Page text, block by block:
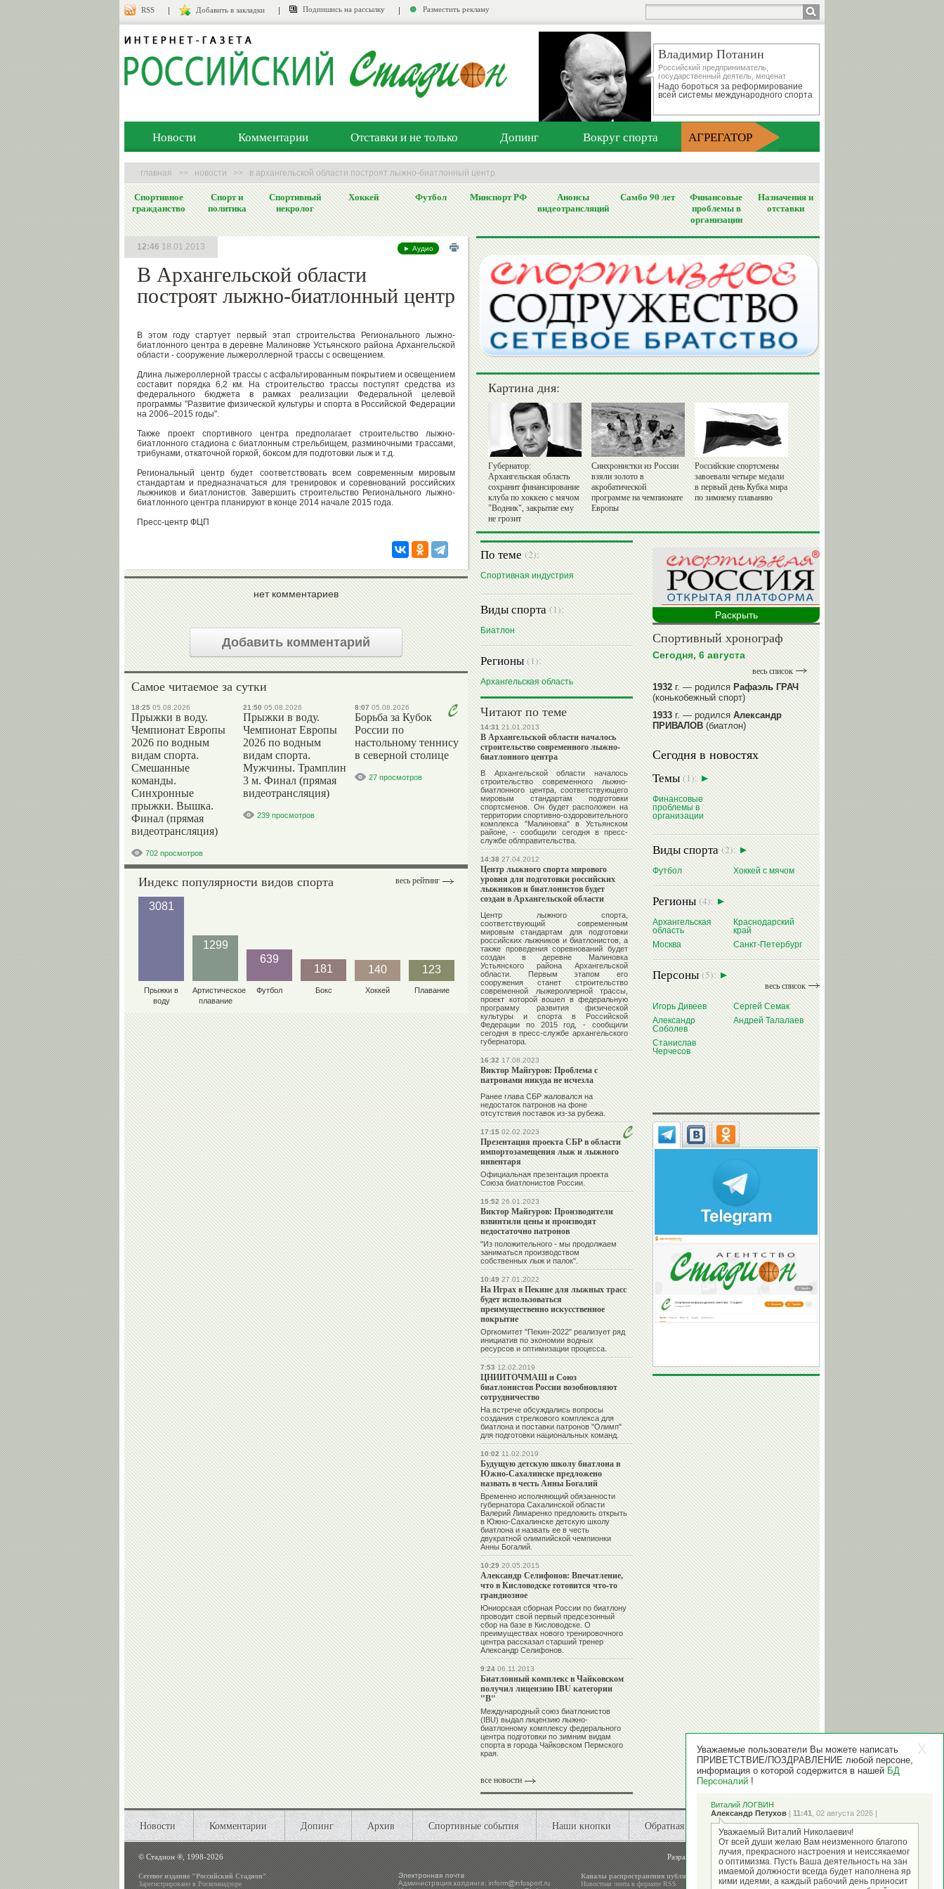
RSS Добавить в закладки Подпишись на рассылку Разместить рекламу
Владимир Потанин
Российский предприниматель,
государственный деятель, меценат
Надо бороться за реформирование
всей системы международного спорта
Новости Комментарии Отставки и не только Допинг Вокруг спорта АГРЕГАТОР
главная >> новости >> в архангельской области построят лыжно-биатлонный центр
Спортивное
гражданство
Спорт и
политика
Спортивный
некролог
Хоккей Футбол Минспорт РФ
Анонсы
видеотрансляций
Самбо 90 лет
Финансовые
проблемы в
организации
Назначения и
отставки
► Аудио
В Архангельской области
построят лыжно-биатлонный центр
12:46 18.01.2013
В этом году стартует первый этап строительства Регионального лыжно-
биатлонного центра в деревне Малиновке Устьянского района Архангельской
области - сооружение лыжероллерной трассы с освещением.
Длина лыжероллерной трассы с асфальтированным покрытием и освещением
составит порядка 6,2 км. На строительство трассы поступят средства из
федерального бюджета в рамках реализации Федеральной целевой
программы "Развитие физической культуры и спорта в Российской Федерации
на 2006–2015 годы".
Также проект спортивного центра предполагает строительство лыжно-
биатлонного стадиона с биатлонным стрельбищем, разминочными трассами,
трибунами, откаточной горкой, боксом для подготовки лыж и т.д.
Региональный центр будет соответствовать всем современным мировым
стандартам и предназначаться для тренировок и соревнований российских
лыжников и биатлонистов. Завершить строительство Регионального лыжно-
биатлонного центра планируют в конце 2014 начале 2015 года.
Пресс-центр ФЦП
нет комментариев
Добавить комментарий
Самое читаемое за сутки
18:25 05.08.2026
Прыжки в воду.
Чемпионат Европы
2026 по водным
видам спорта.
Смешанные
команды.
Синхронные
прыжки. Вышка.
Финал (прямая
видеотрансляция)
702 просмотров
21:50 05.08.2026
Прыжки в воду.
Чемпионат Европы
2026 по водным
видам спорта.
Мужчины. Трамплин
3 м. Финал (прямая
видеотрансляция)
239 просмотров
8:07 05.08.2026
Борьба за Кубок
России по
настольному теннису
в северной столице
27 просмотров
весь рейтинг
Индекс популярности видов спорта
3081
Прыжки в
воду
1299
Артистическое
плавание
639
Футбол
181
Бокс
140
Хоккей
123
Плавание
Картина дня:
Губернатор:
Архангельская область
сохранит финансирование
клуба по хоккею с мячом
"Водник", закрытие ему
не грозит
Синхронистки из России
взяли золото в
акробатической
программе на чемпионате
Европы
Российские спортсмены
завоевали четыре медали
в первый день Кубка мира
по зимнему плаванию
По теме(2):
Спортивная индустрия
Виды спорта(1):
Биатлон
Регионы(1):
Архангельская область
Читают по теме
14:3121.01.2013
В Архангельской области началось
строительство современного лыжно-
биатлонного центра
В Архангельской области началось
строительство современного лыжно-
биатлонного центра, соответствующего
мировым стандартам подготовки
спортсменов. Он будет расположен на
территории спортивно-оздоровительного
комплекса "Малиновка" в Устьянском
районе, - сообщили сегодня в пресс-
службе облправительства.
14:3827.04.2012
Центр лыжного спорта мирового
уровня для подготовки российских
лыжников и биатлонистов будет
создан в Архангельской области
Центр лыжного спорта,
соответствующий современным
мировым стандартам для подготовки
российских лыжников и биатлонистов, а
также проведения соревнований будет
создан в деревне Малиновка
Устьянского района Архангельской
области. Первым этапом его
сооружения станет строительство
современной лыжероллерной трассы,
проект которой вошел в федеральную
программу развития физической
культуры и спорта в Российской
Федерации по 2015 год, - сообщили
сегодня в пресс-службе архангельского
губернатора.
16:3217.08.2023
Виктор Майгуров: Проблема с
патронами никуда не исчезла
Ранее глава СБР жаловался на
недостаток патронов на фоне
отсутствия поставок из-за рубежа.
17:1502.02.2023
Презентация проекта СБР в области
импортозамещения лыж и лыжного
инвентаря
Официальная презентация проекта
Союза биатлонистов России.
15:5226.01.2023
Виктор Майгуров: Производители
взвинтили цены и производят
недостаточно патронов
"Из положительного - мы продолжаем
заниматься производством
собственных лыж и палок".
10:4927.01.2022
На Играх в Пекине для лыжных трасс
будет использоваться
преимущественно искусственное
покрытие
Оргкомитет "Пекин-2022" реализует ряд
инициатив по экономии водных
ресурсов и оптимизации процесса.
7:5312.02.2019
ЦНИИТОЧМАШ и Союз
биатлонистов России возобновляют
сотрудничество
На встрече обсуждались вопросы
создания стрелкового комплекса для
биатлона и поставки патронов"Олимп"
для подготовки национальных команд.
10:0211.02.2019
Будущую детскую школу биатлона в
Южно-Сахалинске предложено
назвать в честь Анны Богалий
Временно исполняющий обязанности
губернатора Сахалинской области
Валерий Лимаренко предложить открыть
в Южно-Сахалинске детскую школу
биатлона и назвать ее в честь
двукратной олимпийской чемпионки
Анны Богалий.
10:2920.05.2015
Александр Селифонов: Впечатление,
что в Кисловодске готовится что-то
грандиозное
Юниорская сборная России по биатлону
проводит свой первый предсезонный
сбор на базе в Кисловодске. О
преимуществах нового тренировочного
центра рассказал старший тренер
Александр Селифонов.
9:2406.11.2013
Биатлонный комплекс в Чайковском
получил лицензию IBU категории
"В"
Международный союз биатлонистов
(IBU) выдал лицензию лыжно-
биатлонному комплексу федерального
центра подготовки по зимним видам
спорта в города Чайковском Пермского
края.
все новости
Раскрыть
Спортивный хронограф
Сегодня, 6 августа
весь список
1932г. — родилсяРафаэль ГРАЧ
(конькобежный спорт)
1933г. — родилсяАлександр
ПРИВАЛОВ(биатлон)
1939г. — родилсяАнатолий
ИОНОВ(хоккей)
1939г. — родилсяАнатолий
ЦАРИК(борьба вольная)
1946г. — родилсяВиктор
БАЖЕНОВ(фехтование)
читать далее
Сегодня в новостях
Темы(1):
Финансовые
проблемы в
организации
Виды спорта(2):
Футбол Хоккей с мячом
Регионы(4):
Архангельская
область
Краснодарский
край
Москва
Санкт-Петербург
Персоны(5):
весь список
Игорь Дивеев
Сергей Семак
Александр
Соболев
Андрей Талалаев
Станислав
Черчесов
Новости Комментарии Допинг Архив Спортивные события Наши кнопки Обратная связь
©Стадион ®, 1998-2026 Разработка и поддержкаООО "Стадион"
Сетевое издание "Российский Стадион"
Зарегистрировано в Роскомнадзоре
Каналы распространения публикаций
Новостная лента в формате RSS
Уважаемые пользователи Вы можете написать
ПРИВЕТСТВИЕ/ПОЗДРАВЛЕНИЕ любой персоне,
информация о которой содержится в нашей БД
Персоналий !
Виталий ЛОГВИН
Александр Петухов | 11:41 , 02 августа 2026 |
Уважаемый Виталий Николаевич!
От всей души желаю Вам неизменного благопо
лучия, прекрасного настроения и неиссякаемог
о оптимизма. Пусть Ваша деятельность на зан
имаемой должности всегда будет наполнена яр
кими идеями, а каждый рабочий день приносит